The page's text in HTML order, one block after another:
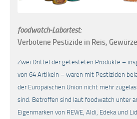
foodwatch-Labortest:
Verbotene Pestizide in Reis,
Zwei Drittel der getesteten Produkte –
von 64 Artikeln – waren mit Pestiziden
der Europäischen Union nicht mehr
sind. Betroffen sind laut foodwatch unter
Eigenmarken von REWE, Aldi, Edeka und